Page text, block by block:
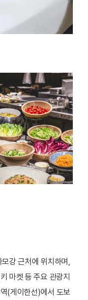
강 근처에 위치하며,
마켓 등 주요 관광지
(게이한선)에서 도보